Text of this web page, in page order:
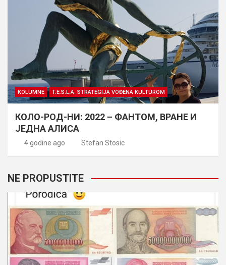
KOLUMNE T.E.S.L.A. STRATEGIJA VOĐENA KULTUROM
КОЛО-РОД-НИ: 2022 – ФАНТОМ, ВРАНЕ И
ЈЕДНА АЛИСА
4 godine ago Stefan Stosic
NE PROPUSTITE